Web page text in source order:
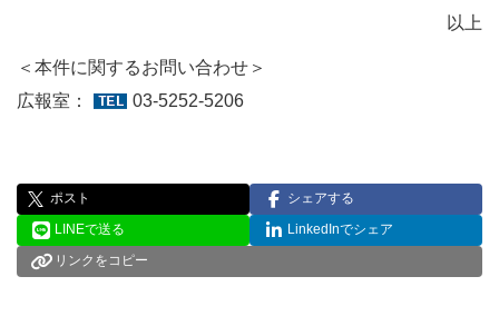
以上
＜本件に関するお問い合わせ＞
広報室：
03-5252-5206
ポスト
シェアする
LINEで送る
LinkedInでシェア
リンクをコピー